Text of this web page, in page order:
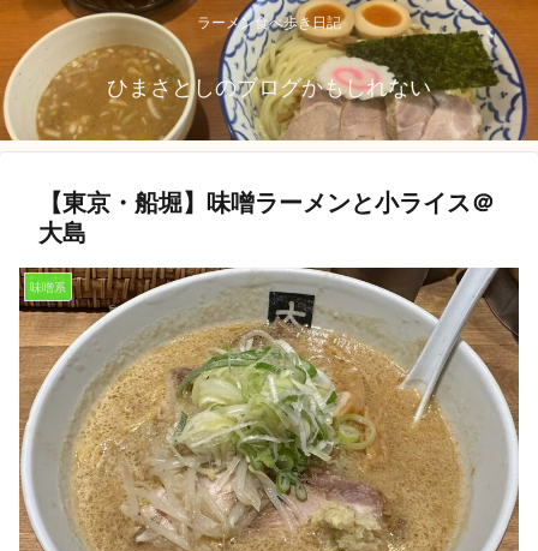
ラーメン食べ歩き日記
ひまさとしのブログかもしれない
【東京・船堀】味噌ラーメンと小ライス＠
大島
味噌系